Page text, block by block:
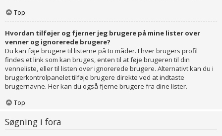
Top
Hvordan tilføjer og fjerner jeg brugere på mine lister over
venner og ignorerede brugere?
Du kan føje brugere til listerne på to måder. I hver brugers profil
findes et link som kan bruges, enten til at føje brugeren til din
venneliste, eller til listen over ignorerede brugere. Alternativt kan du i
brugerkontrolpanelet tilføje brugere direkte ved at indtaste
brugernavne. Her kan du også fjerne brugere fra dine lister.
Top
Søgning i fora